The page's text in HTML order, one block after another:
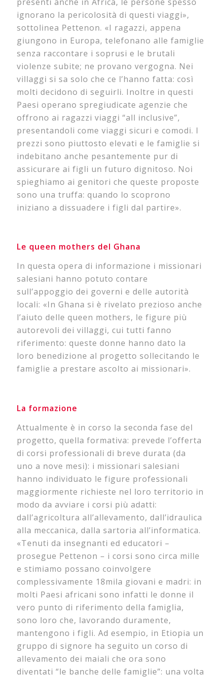
ignorano la pericolosità di questi viaggi»,
sottolinea Pettenon. «I ragazzi, appena
giungono in Europa, telefonano alle famiglie
senza raccontare i soprusi e le brutali
violenze subite; ne provano vergogna. Nei
villaggi si sa solo che ce l’hanno fatta: così
molti decidono di seguirli. Inoltre in questi
Paesi operano spregiudicate agenzie che
offrono ai ragazzi viaggi “all inclusive”,
presentandoli come viaggi sicuri e comodi. I
prezzi sono piuttosto elevati e le famiglie si
indebitano anche pesantemente pur di
assicurare ai figli un futuro dignitoso. Noi
spieghiamo ai genitori che queste proposte
sono una truffa: quando lo scoprono
iniziano a dissuadere i figli dal partire».
Le queen mothers del Ghana
In questa opera di informazione i missionari
salesiani hanno potuto contare
sull’appoggio dei governi e delle autorità
locali: «In Ghana si è rivelato prezioso anche
l’aiuto delle queen mothers, le figure più
autorevoli dei villaggi, cui tutti fanno
riferimento: queste donne hanno dato la
loro benedizione al progetto sollecitando le
famiglie a prestare ascolto ai missionari».
La formazione
Attualmente è in corso la seconda fase del
progetto, quella formativa: prevede l’offerta
di corsi professionali di breve durata (da
uno a nove mesi): i missionari salesiani
hanno individuato le figure professionali
maggiormente richieste nel loro territorio in
modo da avviare i corsi più adatti:
dall’agricoltura all’allevamento, dall’idraulica
alla meccanica, dalla sartoria all’informatica.
«Tenuti da insegnanti ed educatori –
prosegue Pettenon – i corsi sono circa mille
e stimiamo possano coinvolgere
complessivamente 18mila giovani e madri: in
molti Paesi africani sono infatti le donne il
vero punto di riferimento della famiglia,
sono loro che, lavorando duramente,
mantengono i figli. Ad esempio, in Etiopia un
gruppo di signore ha seguito un corso di
allevamento dei maiali che ora sono
diventati “le banche delle famiglie”: una volta